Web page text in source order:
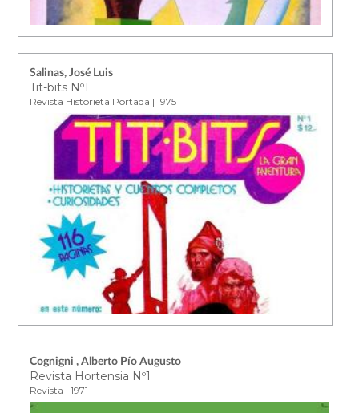
Salinas, José Luis
Tit-bits Nº1
Revista Historieta Portada | 1975
Cognigni , Alberto Pío Augusto
Revista Hortensia Nº1
Revista | 1971